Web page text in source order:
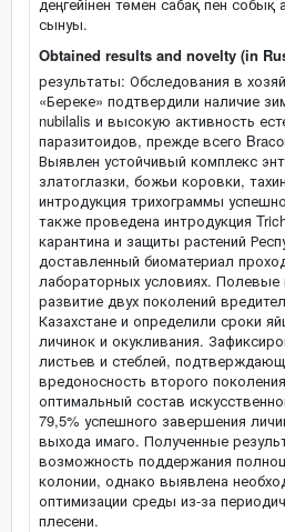
сынуы.
Obtained results and novelty (in
результаты: Обследования в
«Береке» подтвердили наличие
nubilalis и высокую активность
паразитоидов, прежде всего
Выявлен устойчивый комплекс
златоглазки, божьи коровки,
интродукция трихограммы
также проведена интродукция
карантина и защиты растений
доставленный биоматериал
лабораторных условиях. Полевые
развитие двух поколений
Казахстане и определили сроки
личинок и окукливания.
листьев и стеблей,
вредоносность второго
оптимальный состав
79,5% успешного завершения
выхода имаго. Полученные
возможность поддержания
колонии, однако выявлена
оптимизации среды из-за
плесени.